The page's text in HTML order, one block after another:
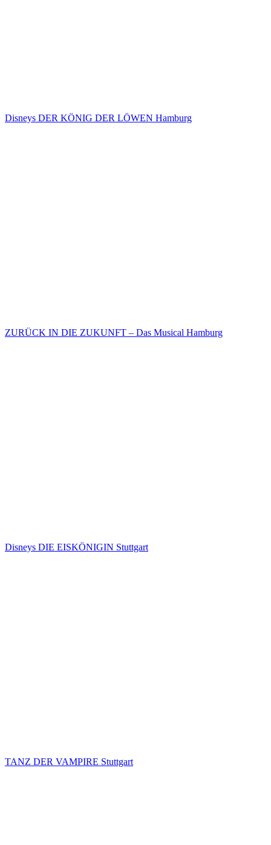
Disneys DER KÖNIG DER LÖWEN Hamburg
ZURÜCK IN DIE ZUKUNFT – Das Musical Hamburg
Disneys DIE EISKÖNIGIN Stuttgart
TANZ DER VAMPIRE Stuttgart